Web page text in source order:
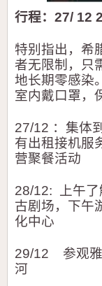
行程： 27/ 12
特别指出，希
者无限制，只
地长期零感染
室内戴口罩，
27/12 ：集体
有出租接机服
营聚餐活动
28/12:
上午
古剧场，下午
化中心
29/12 参观
河